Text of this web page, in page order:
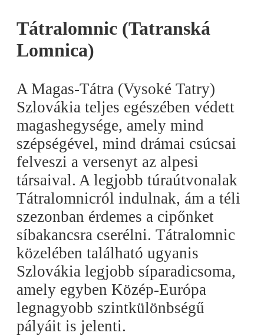
Tátralomnic (Tatranská
Lomnica)
A Magas-Tátra (Vysoké Tatry)
Szlovákia teljes egészében védett
magashegysége, amely mind
szépségével, mind drámai csúcsai
felveszi a versenyt az alpesi
társaival. A legjobb túraútvonalak
Tátralomnicról indulnak, ám a téli
szezonban érdemes a cipőnket
síbakancsra cserélni. Tátralomnic
közelében található ugyanis
Szlovákia legjobb síparadicsoma,
amely egyben Közép-Európa
legnagyobb szintkülönbségű
pályáit is jelenti.